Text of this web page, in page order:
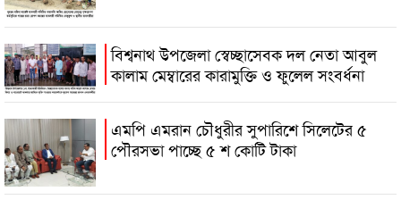
বিশ্বনাথ উপজেলা স্বেচ্ছাসেবক দল নেতা আবুল
কালাম মেম্বারের কারামুক্তি ও ফুলেল সংবর্ধনা
এমপি এমরান চৌধুরীর সুপারিশে সিলেটের ৫
পৌরসভা পাচ্ছে ৫ শ কোটি টাকা